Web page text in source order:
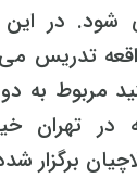
شود. در
تدریس
مربوط به
که در
برگزار